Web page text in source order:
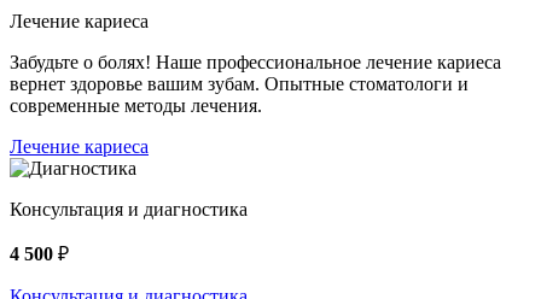
Лечение кариеса
Забудьте о болях! Наше профессиональное лечение кариеса
вернет здоровье вашим зубам. Опытные стоматологи и
современные методы лечения.
Лечение кариеса
Консультация и диагностика
4 500 ₽